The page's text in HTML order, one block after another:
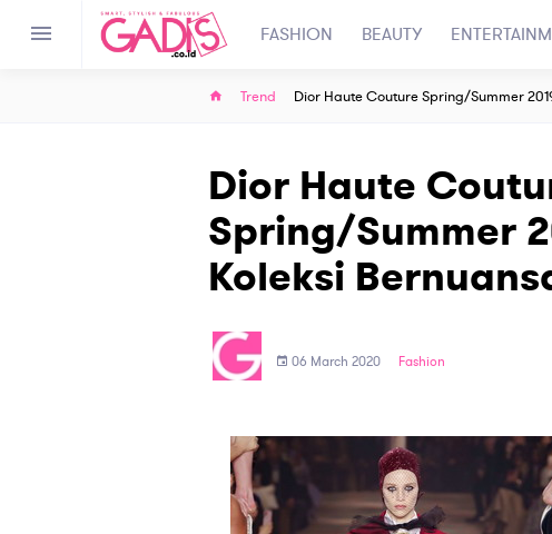
FASHION BEAUTY
Trend Dior Haute Couture Spring/Summer
Dior Haute
Spring/Summer
Koleksi
06 March 2020 Fashion